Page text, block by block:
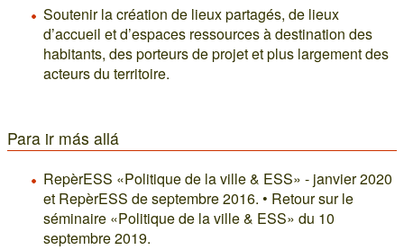
Soutenir la création de lieux partagés, de lieux
d’accueil et d’espaces ressources à destination des
habitants, des porteurs de projet et plus largement des
acteurs du territoire.
Para ir más allá
RepèrESS «Politique de la ville & ESS» - janvier 2020
et RepèrESS de septembre 2016. • Retour sur le
séminaire «Politique de la ville & ESS» du 10
septembre 2019.